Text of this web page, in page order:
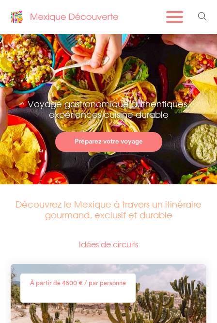
Voyage gastronomique authentiques,
expériences cuisine durable
Préparez votre voyage
Découvrez le Mexique à travers un itinéraire
gourmand, exclusif et durable
Idées de circuits
À partir de 4600 € / par personne